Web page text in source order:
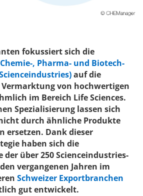
fokussiert sich die
, Pharma- und Biotech-
auf die
von hochwertigen
im Bereich Life Sciences.
Spezialisierung lassen sich
durch ähnliche Produkte
ersetzen. Dank dieser
haben sich die
der über 250 Scienceindustries-
vergangenen Jahren im
Schweizer Exportbranchen
gut entwickelt.